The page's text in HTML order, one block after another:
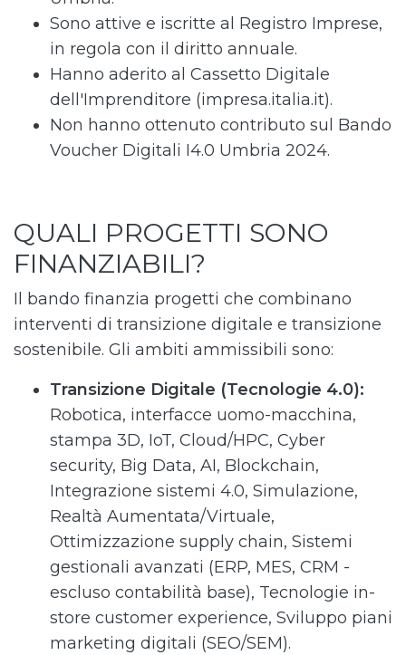
Sono attive e iscritte al Registro Imprese,
in regola con il diritto annuale.
Hanno aderito al Cassetto Digitale
dell'Imprenditore (impresa.italia.it).
Non hanno ottenuto contributo sul Bando
Voucher Digitali I4.0 Umbria 2024.
QUALI PROGETTI SONO
FINANZIABILI?
Il bando finanzia progetti che combinano
interventi di transizione digitale e transizione
sostenibile. Gli ambiti ammissibili sono:
Transizione Digitale (Tecnologie 4.0):
Robotica, interfacce uomo-macchina,
stampa 3D, IoT, Cloud/HPC, Cyber
security, Big Data, AI, Blockchain,
Integrazione sistemi 4.0, Simulazione,
Realtà Aumentata/Virtuale,
Ottimizzazione supply chain, Sistemi
gestionali avanzati (ERP, MES, CRM -
escluso contabilità base), Tecnologie in-
store customer experience, Sviluppo piani
marketing digitali (SEO/SEM).